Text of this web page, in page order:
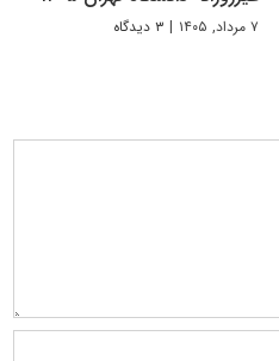
۷ مرداد, ۱۴۰۵ | ۳ دیدگاه